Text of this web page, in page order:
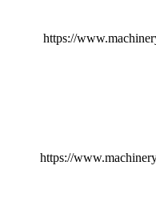
https://
https://